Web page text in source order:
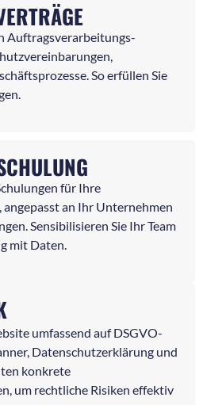
Auftragsverarbeitungs-
So erfüllen Sie
für Ihre
an Ihr Unternehmen
Sensibilisieren Sie Ihr Team
mit Daten.
umfassend auf DSGVO-
Datenschutzerklärung und
konkrete
um rechtliche Risiken effektiv